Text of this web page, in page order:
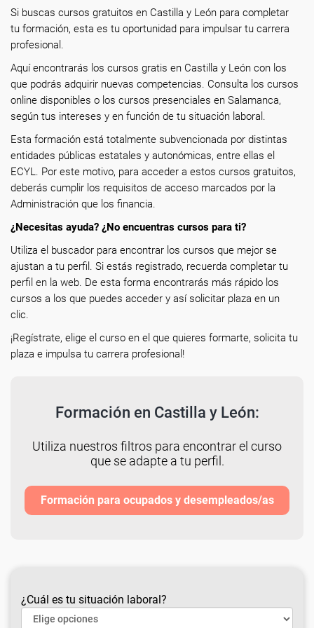
Si buscas cursos gratuitos en Castilla y León para completar
tu formación, esta es tu oportunidad para impulsar tu carrera
profesional.
Aquí encontrarás los cursos gratis en Castilla y León con los
que podrás adquirir nuevas competencias. Consulta los cursos
online disponibles o los cursos presenciales en Salamanca,
según tus intereses y en función de tu situación laboral.
Esta formación está totalmente subvencionada por distintas
entidades públicas estatales y autonómicas, entre ellas el
ECYL. Por este motivo, para acceder a estos cursos gratuitos,
deberás cumplir los requisitos de acceso marcados por la
Administración que los financia.
¿Necesitas ayuda? ¿No encuentras cursos para ti?
Utiliza el buscador para encontrar los cursos que mejor se
ajustan a tu perfil. Si estás registrado, recuerda completar tu
perfil en la web. De esta forma encontrarás más rápido los
cursos a los que puedes acceder y así solicitar plaza en un
clic.
¡Regístrate, elige el curso en el que quieres formarte, solicita tu
plaza e impulsa tu carrera profesional!
Formación en Castilla y León:
Utiliza nuestros filtros para encontrar el curso
que se adapte a tu perfil.
Formación para ocupados y desempleados/as
¿Cuál es tu situación laboral?